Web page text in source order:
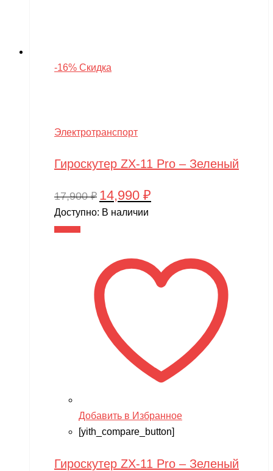
-16% Скидка
Электротранспорт
Гироскутер ZX-11 Pro – Зеленый
17,900₽ Первоначальная
цена
14,990 ₽
Доступно: В наличии
Добавить в Избранное
[yith_compare_button]
Гироскутер ZX-11 Pro – Зеленый